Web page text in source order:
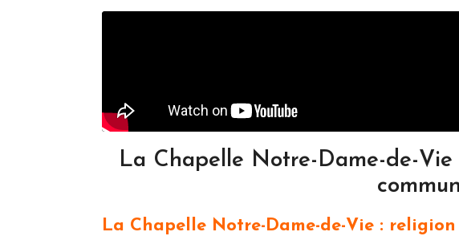
La Chapelle Notre-Dame-de-
La Chapelle Notre-Dame-de-Vie :